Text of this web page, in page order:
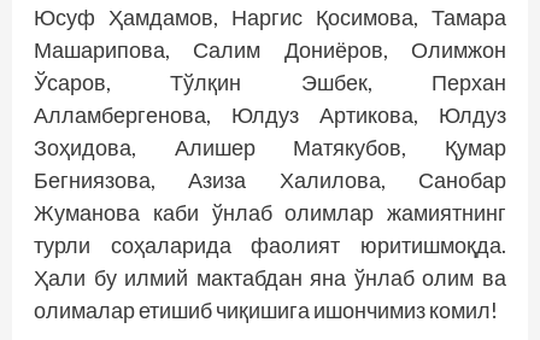
Юсуф Ҳамдамов, Наргис Қосимова, Тамара
Машарипова, Салим Дониёров, Олимжон
Ўсаров, Тўлқин Эшбек, Перхан
Алламбергенова, Юлдуз Артикова, Юлдуз
Зоҳидова, Алишер Матякубов, Қумар
Бегниязова, Азиза Халилова, Санобар
Жуманова каби ўнлаб олимлар жамиятнинг
турли соҳаларида фаолият юритишмоқда.
Ҳали бу илмий мактабдан яна ўнлаб олим ва
олималар етишиб чиқишига ишончимиз комил!